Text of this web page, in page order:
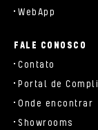
WebApp
FALE CONOSCO
Contato
Portal de
Onde encontrar
Showrooms